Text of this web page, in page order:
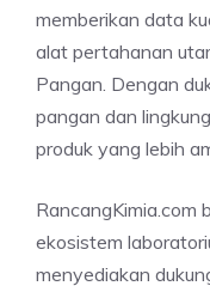
memberikan data
alat pertahanan
Pangan. Dengan
pangan dan
produk yang lebih
RancangKimia.com
ekosistem
menyediakan